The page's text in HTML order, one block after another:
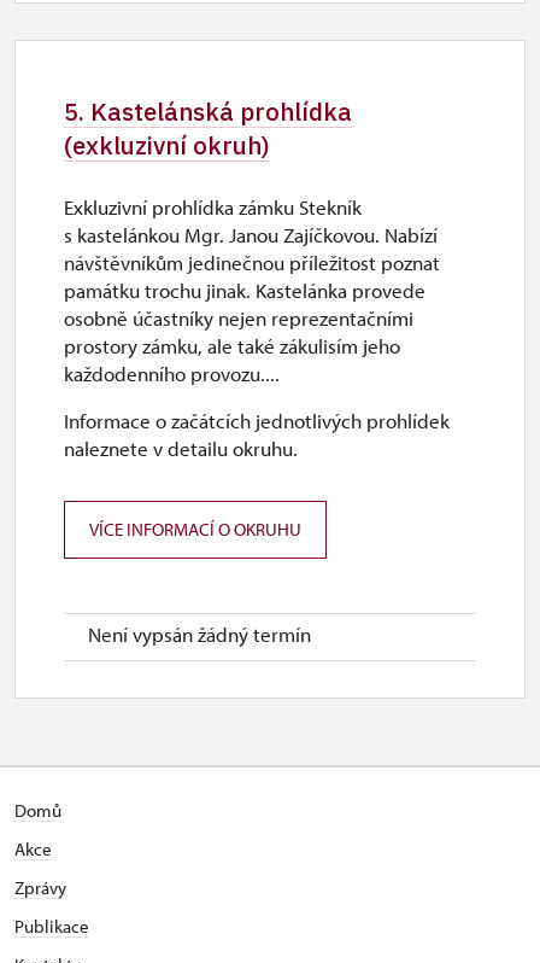
5. Kastelánská prohlídka
(exkluzivní okruh)
Není vypsán žádný termín
Exkluzivní prohlídka zámku Stekník
s kastelánkou Mgr. Janou Zajíčkovou. Nabízí
návštěvníkům jedinečnou příležitost poznat
památku trochu jinak. Kastelánka provede
osobně účastníky nejen reprezentačními
prostory zámku, ale také zákulisím jeho
každodenního provozu....
Informace o začátcích jednotlivých prohlídek
naleznete v detailu okruhu.
VÍCE INFORMACÍ O OKRUHU
Domů
Akce
Zprávy
Publikace